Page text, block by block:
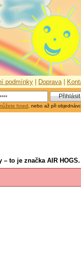
podmínky Doprava|
hned , nebo až při
to je značka AIR HOGS.